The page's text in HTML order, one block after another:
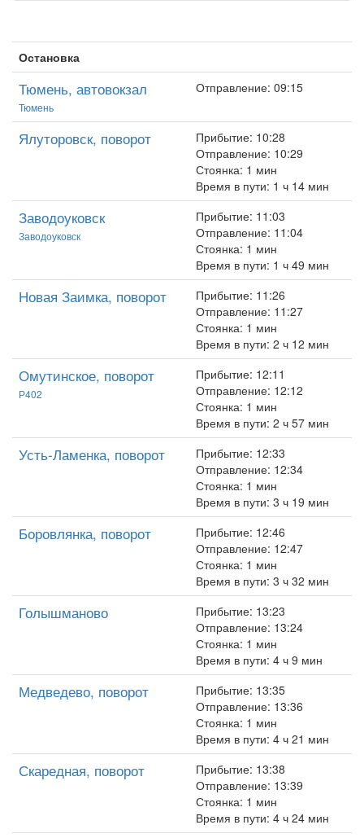
Остановка
Тюмень, автовокзал
Тюмень
Отправление: 09:15
Ялуторовск, поворот
Прибытие: 10:28
Отправление: 10:29
Стоянка: 1 мин
Время в пути: 1 ч 14 мин
Заводоуковск
Заводоуковск
Прибытие: 11:03
Отправление: 11:04
Стоянка: 1 мин
Время в пути: 1 ч 49 мин
Новая Заимка, поворот
Прибытие: 11:26
Отправление: 11:27
Стоянка: 1 мин
Время в пути: 2 ч 12 мин
Омутинское, поворот
Р402
Прибытие: 12:11
Отправление: 12:12
Стоянка: 1 мин
Время в пути: 2 ч 57 мин
Усть-Ламенка, поворот
Прибытие: 12:33
Отправление: 12:34
Стоянка: 1 мин
Время в пути: 3 ч 19 мин
Боровлянка, поворот
Прибытие: 12:46
Отправление: 12:47
Стоянка: 1 мин
Время в пути: 3 ч 32 мин
Голышманово
Прибытие: 13:23
Отправление: 13:24
Стоянка: 1 мин
Время в пути: 4 ч 9 мин
Медведево, поворот
Прибытие: 13:35
Отправление: 13:36
Стоянка: 1 мин
Время в пути: 4 ч 21 мин
Скаредная, поворот
Прибытие: 13:38
Отправление: 13:39
Стоянка: 1 мин
Время в пути: 4 ч 24 мин